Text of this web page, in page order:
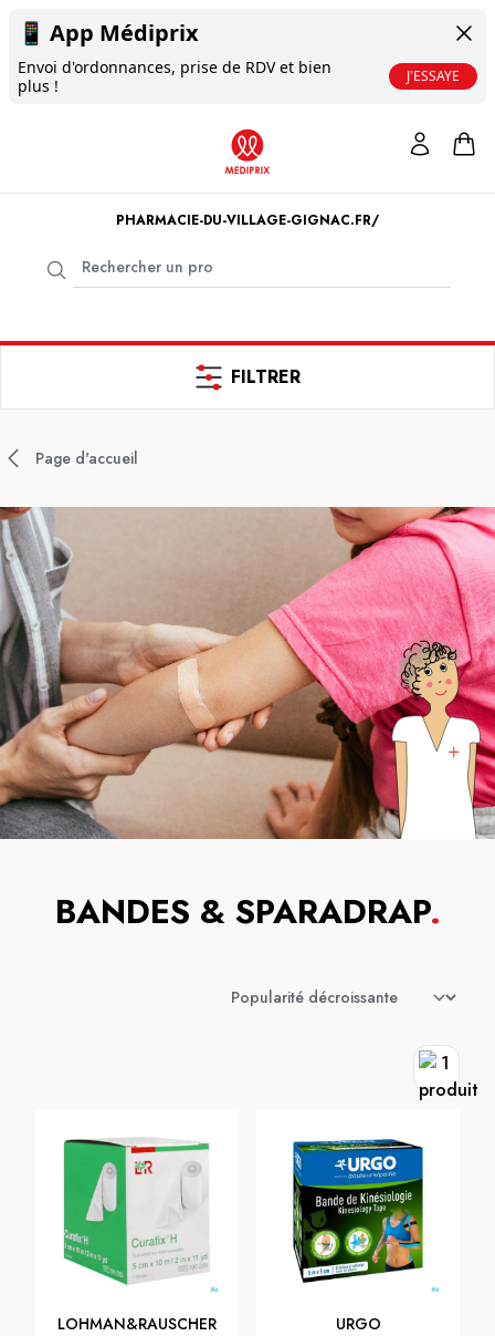
📱 App Médiprix
Envoi d'ordonnances, prise de RDV et bien
plus !
J'ESSAYE
PHARMACIE-DU-VILLAGE-GIGNAC.FR/
FILTRER
Page d'accueil
BANDES & SPARADRAP.
LOHMAN&RAUSCHER URGO